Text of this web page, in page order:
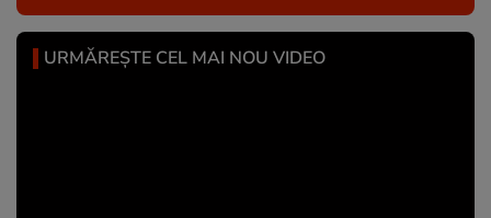
URMĂREȘTE CEL MAI NOU VIDEO